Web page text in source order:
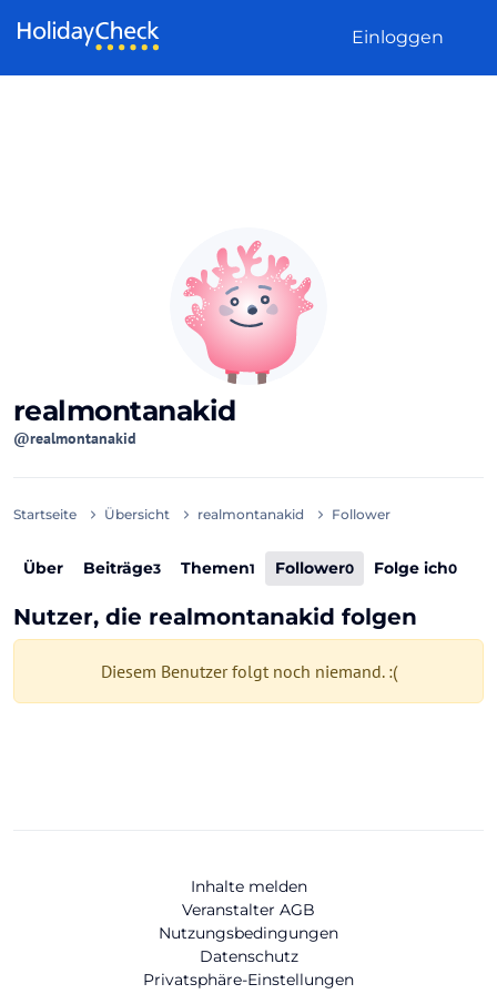
Einloggen
realmontanakid
@realmontanakid
Startseite Übersicht realmontanakid Follower
Über Beiträge3 Themen1 Follower0 Folge ich0
Nutzer, die realmontanakid folgen
Diesem Benutzer folgt noch niemand. :(
Inhalte melden
Veranstalter AGB
Nutzungsbedingungen
Datenschutz
Privatsphäre-Einstellungen